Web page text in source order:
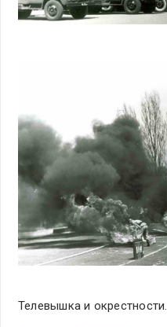
Телевышка и окрестности.